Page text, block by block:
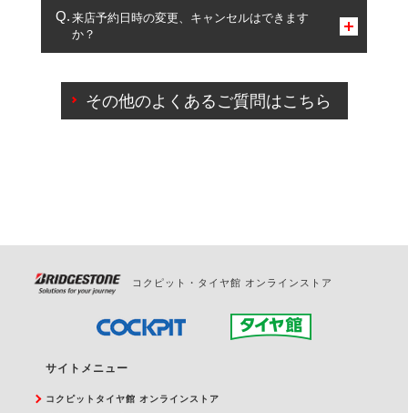
複数サービスのご予約は可能です。
一部の商品・サービスの組み合わせに限り、同時にご予約が
出来ないものもございます。
来店予約日時の変更、キャンセルはできます
か？
ご来店予約日の3営業日前を過ぎている場合のご予約
の日時変更につきましては、直接ご予約の店舗まで
その他のよくあるご質問はこちら
コクピット・タイヤ館 オンラインストア
サイトメニュー
コクピットタイヤ館 オンラインストア